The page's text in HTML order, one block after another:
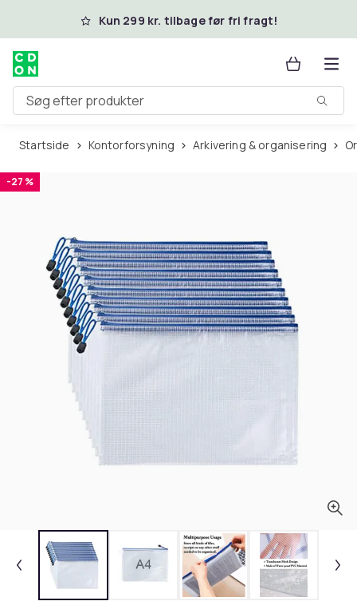
Spring til hovedindhold
Kun 299 kr. tilbage før fri fragt!
Søg efter produkter
Startside Kontorforsyning Arkivering & organisering
-27 %